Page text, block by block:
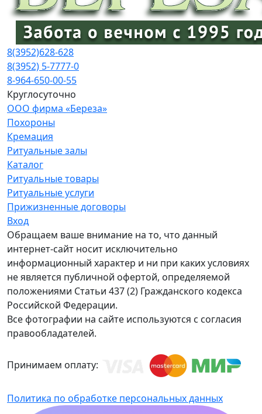
8(3952)628-628
8(3952) 5-7777-0
8-964-650-00-55
Круглосуточно
ООО фирма «Береза»
Похороны
Кремация
Ритуальные залы
Каталог
Ритуальные товары
Ритуальные услуги
Прижизненные договоры
Вход
Обращаем ваше внимание на то, что данный
интернет-сайт носит исключительно
информационный характер и ни при каких условиях
не является публичной офертой, определяемой
положениями Статьи 437 (2) Гражданского кодекса
Российской Федерации.
Все фотографии на сайте используются с согласия
правообладателей.
Принимаем оплату:
Политика по обработке персональных данных